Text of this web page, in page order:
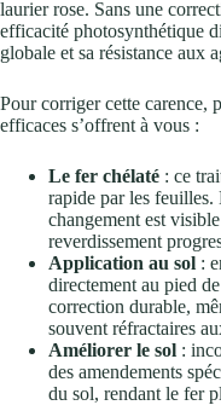
laurier rose. Sans une
efficacité photosynthétique
globale et sa résistance aux
Pour corriger cette carence,
efficaces s’offrent à vous :
Le fer chélaté : ce
rapide par les
changement est
reverdissement
Application au sol :
directement au pied
correction durable,
souvent réfractaires
Améliorer le sol :
des amendements
du sol, rendant le fer